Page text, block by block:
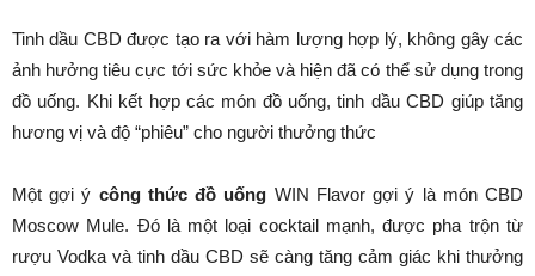
Tinh dầu CBD được tạo ra với hàm lượng hợp lý, không gây các
ảnh hưởng tiêu cực tới sức khỏe và hiện đã có thể sử dụng trong
đồ uống. Khi kết hợp các món đồ uống, tinh dầu CBD giúp tăng
hương vị và độ “phiêu” cho người thưởng thức
Một gợi ý công thức đồ uống WIN Flavor gợi ý là món CBD
Moscow Mule. Đó là một loại cocktail mạnh, được pha trộn từ
rượu Vodka và tinh dầu CBD sẽ càng tăng cảm giác khi thưởng